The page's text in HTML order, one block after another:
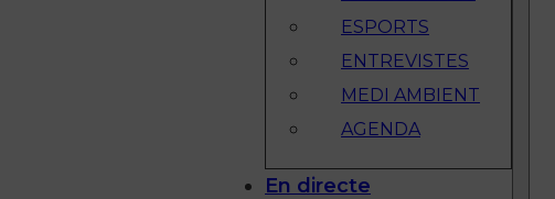
ESPORTS
ENTREVISTES
MEDI AMBIENT
AGENDA
En directe